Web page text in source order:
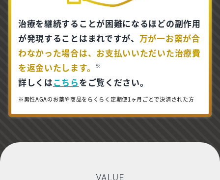
治療を継続することが困難になるほどの副作用
が発現することはまれですが、 万が一お薬が合
わなかった場合は、お支払いいただいた治療費
を返金いたします。
※
詳しくはこちらをご覧ください。
※男性AGAのお薬や商品をらくらく定期便1ヶ月ごとで決済された方